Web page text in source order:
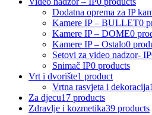
Dodatna oprema za IP
Kamere IP – BULLET0
Kamere IP – DOME0
Kamere IP – Ostalo0
Setovi za video nadzor- IP
Snimač IP0 products
Vrt i dvorište1 product
Vrtna rasvjeta i dekoracija
Za djecu17 products
Zdravlje i kozmetika39 products